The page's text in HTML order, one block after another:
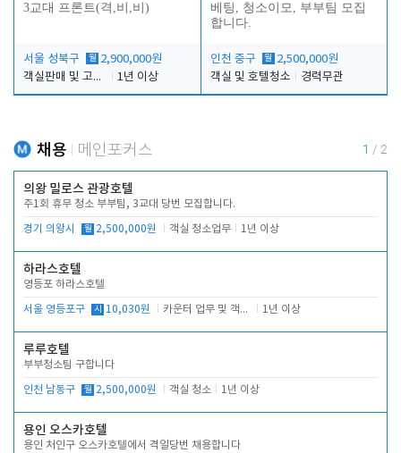
3교대 프론트(격,비,비)
서울 성북구 월 2,900,000원
객실판매 및 고객응대
1년 이상
베팅, 청소이모, 부부팀 모집
합니다.
인천 중구 월 2,500,000원
객실 및 호텔청소
경력무관
채용 메인포커스 1 / 2
의왕 밀로스 관광호텔
주1회 휴무 청소 부부팀, 3교대 당번 모집합니다.
경기 의왕시 월 2,500,000원 객실 청소업무 1년 이상
하라스호텔
영등포 하라스호텔
서울 영등포구 시 10,030원 카운터 업무 및 객실관리(청소상태 확인, 객실판매) 1년 이상
루루호텔
부부청소팀 구합니다
인천 남동구 월 2,500,000원 객실 청소 1년 이상
용인 오스카호텔
용인 처인구 오스카호텔에서 격일당번 채용합니다